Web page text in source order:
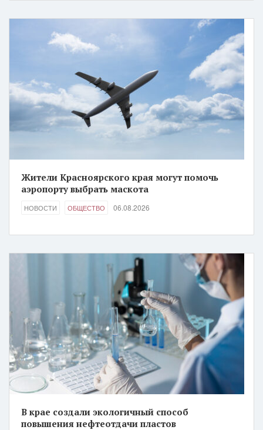
Жители Красноярского края могут помочь
аэропорту выбрать маскота
НОВОСТИ ОБЩЕСТВО 06.08.2026
В крае создали экологичный способ
повышения нефтеотдачи пластов